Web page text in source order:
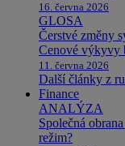
16. června 2026
GLOSA
Čerstvé změny
Cenové výkyvy
11. června 2026
Další články z
Finance
ANALÝZA
Společná
režim?